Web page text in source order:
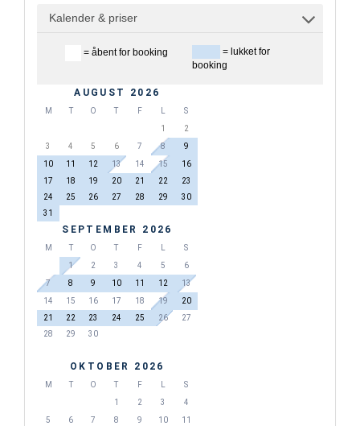
Kalender & priser
= åbent for booking
= lukket for
booking
AUGUST 2026
M O F L
S
1
2
3
4 5 6 7 8
9
10
11 12 13 14 15
16
17
18 19 20 21 22
23
24
25 26 27 28 29
30
31
SEPTEMBER 2026
M O F L
S
1
2 3 4 5
6
7
8 9 10 11 12
13
14
15 16 17 18 19
20
21
22 23 24 25 26
27
28
29 30
OKTOBER 2026
M O F L
S
1
2 3
4
5
6 7 8 9 10
11